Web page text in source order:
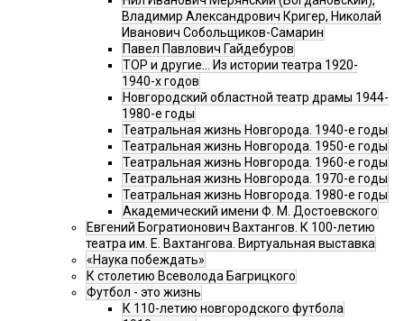
Владимир Александрович Кригер, Николай
Иванович Собольщиков-Самарин
Павел Павлович Гайдебуров
ТОР и другие… Из истории театра 1920-
1940-х годов
Новгородский областной театр драмы 1944-
1980-е годы
Театральная жизнь Новгорода. 1940-е годы
Театральная жизнь Новгорода. 1950-е годы
Театральная жизнь Новгорода. 1960-е годы
Театральная жизнь Новгорода. 1970-е годы
Театральная жизнь Новгорода. 1980-е годы
Академический имени Ф. М. Достоевского
Евгений Богратионович Вахтангов. К 100-летию
театра им. Е. Вахтангова. Виртуальная выставка
«Наука побеждать»
К столетию Всеволода Багрицкого
Футбол - это жизнь
К 110-летию новгородского футбола